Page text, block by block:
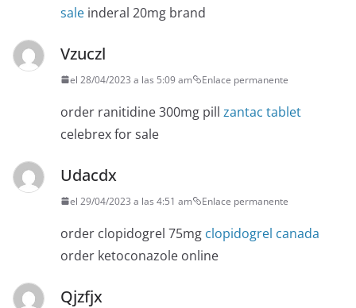
sale inderal 20mg brand
Vzuczl
el 28/04/2023 a las 5:09 am Enlace permanente
order ranitidine 300mg pill zantac tablet
celebrex for sale
Udacdx
el 29/04/2023 a las 4:51 am Enlace permanente
order clopidogrel 75mg clopidogrel canada
order ketoconazole online
Qjzfjx